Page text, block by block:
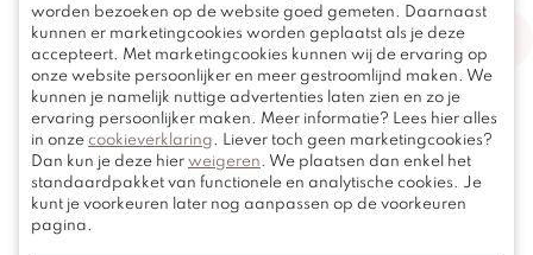
Novamobili
worden bezoeken op de website goed gemeten. Daarnaast
kunnen er marketingcookies worden geplaatst als je deze
accepteert. Met marketingcookies kunnen wij de ervaring op
onze website persoonlijker en meer gestroomlijnd maken. We
kunnen je namelijk nuttige advertenties laten zien en zo je
ervaring persoonlijker maken. Meer informatie? Lees hier alles
in onze cookieverklaring . Liever toch geen marketingcookies?
Dan kun je deze hier weigeren . We plaatsen dan enkel het
standaardpakket van functionele en analytische cookies. Je
kunt je voorkeuren later nog aanpassen op de voorkeuren
pagina.